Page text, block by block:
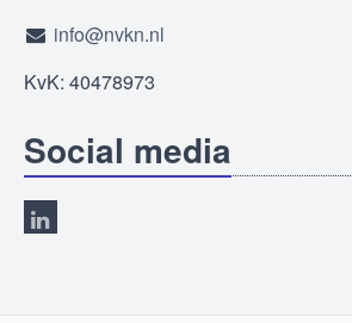
info@nvkn.nl
KvK: 40478973
Social media